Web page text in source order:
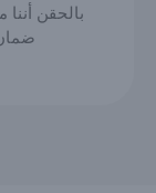
بالحقن